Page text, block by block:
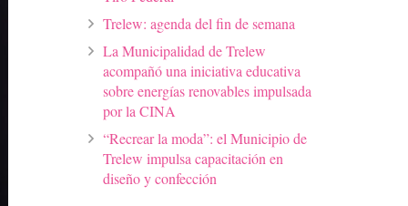
Trelew: agenda del fin de semana
La Municipalidad de Trelew
acompañó una iniciativa educativa
sobre energías renovables impulsada
por la CINA
“Recrear la moda”: el Municipio de
Trelew impulsa capacitación en
diseño y confección